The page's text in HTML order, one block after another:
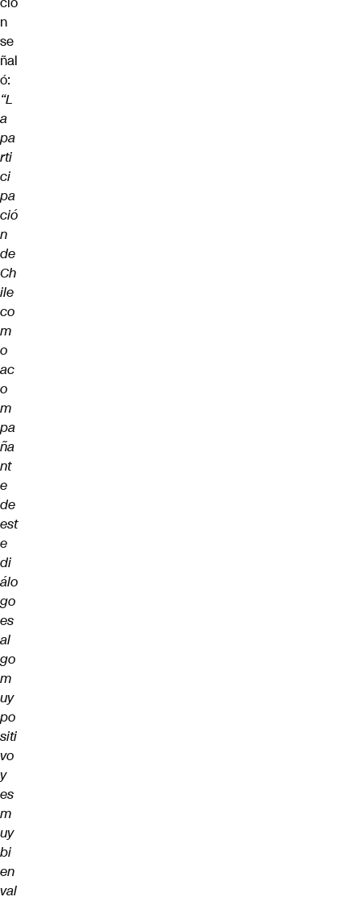
n
se
ñal
ó:
“L
a
pa
rti
ci
pa
ció
n
de
Ch
ile
co
m
o
ac
o
m
pa
ña
nt
e
de
est
e
di
álo
go
es
al
go
m
uy
po
siti
vo
y
es
m
uy
bi
en
val